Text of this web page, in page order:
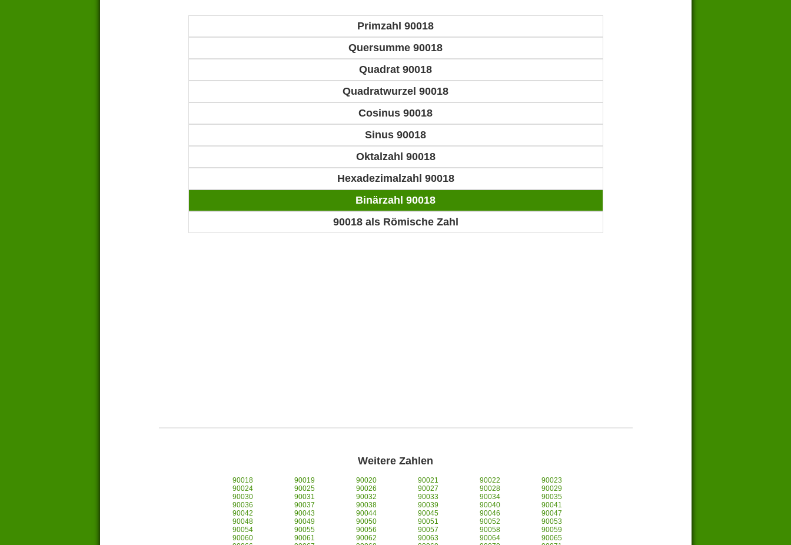
Primzahl 90018
Quersumme 90018
Quadrat 90018
Quadratwurzel 90018
Cosinus 90018
Sinus 90018
Oktalzahl 90018
Hexadezimalzahl 90018
Binärzahl 90018
90018 als Römische Zahl
Weitere Zahlen
90018 90019 90020 90021 90022
90023
90024
90025 90026 90027 90028
90029
90030
90031 90032 90033 90034
90035
90036
90037 90038 90039 90040
90041
90042
90043 90044 90045 90046
90047
90048
90049 90050 90051 90052
90053
90054
90055 90056 90057 90058
90059
90060
90061 90062 90063 90064
90065